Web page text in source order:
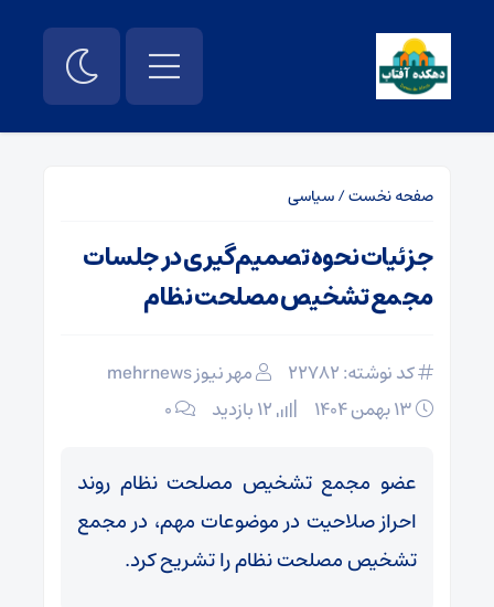
صفحه نخست/سیاسی
جزئیات نحوه تصمیم‌گیری در جلسات
مجمع تشخیص مصلحت نظام
کد نوشته: 22782
مهر نیوز mehrnews
۰
عضو مجمع تشخیص مصلحت نظام روند
احراز صلاحیت در موضوعات مهم، در مجمع
تشخیص مصلحت نظام را تشریح کرد.